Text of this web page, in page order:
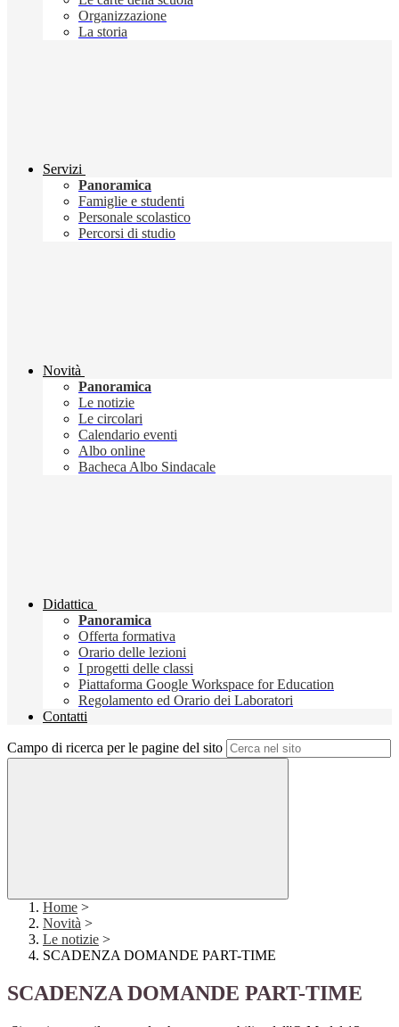
Organizzazione
La storia
Servizi
Panoramica
Famiglie e studenti
Personale scolastico
Percorsi di studio
Novità
Panoramica
Le notizie
Le circolari
Calendario eventi
Albo online
Bacheca Albo Sindacale
Didattica
Panoramica
Offerta formativa
Orario delle lezioni
I progetti delle classi
Piattaforma Google Workspace for Education
Regolamento ed Orario dei Laboratori
Contatti
Campo di ricerca per le pagine del sito
Home >
Novità >
Le notizie >
SCADENZA DOMANDE PART-TIME
SCADENZA DOMANDE PART-TIME